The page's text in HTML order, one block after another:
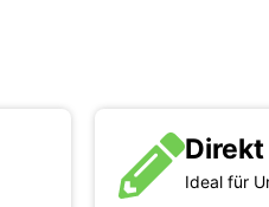
Ideal für